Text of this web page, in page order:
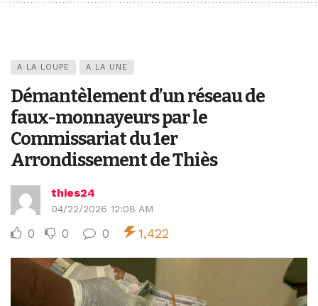
A LA LOUPE A LA UNE
Démantèlement d’un réseau de
faux-monnayeurs par le
Commissariat du 1er
Arrondissement de Thiès
thies24
04/22/2026 12:08 AM
0 0 0 1,422